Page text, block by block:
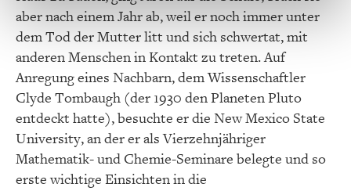
aber nach einem Jahr ab, weil er noch immer unter
dem Tod der Mutter litt und sich schwertat, mit
anderen Menschen in Kontakt zu treten. Auf
Anregung eines Nachbarn, dem Wissenschaftler
Clyde Tombaugh (der 1930 den Planeten Pluto
entdeckt hatte), besuchte er die New Mexico State
University, an der er als Vierzehnjähriger
Mathematik- und Chemie-Seminare belegte und so
erste wichtige Einsichten in die